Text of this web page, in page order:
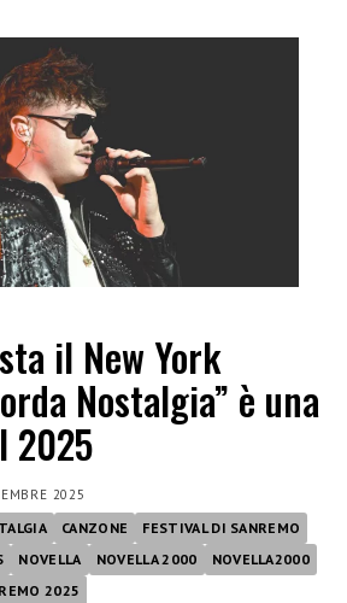
il New York
Nostalgia” è una
2025
2025
CANZONE
FESTIVAL DI SANREMO
NOVELLA NOVELLA 2000
NOVELLA2000
2025